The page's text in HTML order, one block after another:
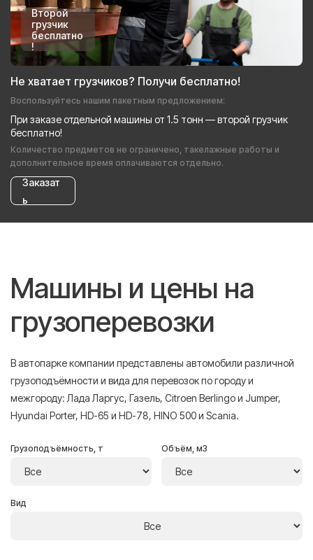
Второй
грузчик
бесплатно
!
Не хватает грузчиков? Получи бесплатно!
Воспользуйтесь нашим пакетным предложением:
При заказе отдельной машины от 1.5 тонн — второй грузчик
бесплатно!
Количество предметов не ограничено, такелажные работы и
дополнительное время оплачиваются отдельно.
Заказат
ь
Машины и цены на
грузоперевозки
В автопарке компании представлены автомобили различной
грузоподъёмности и вида для перевозок по городу и
межгороду: Лада Ларгус, Газель, Citroen Berlingo и Jumper,
Hyundai Porter, HD-65 и HD-78, HINO 500 и Scania.
Грузоподъёмность, т Объём, м3
Вид